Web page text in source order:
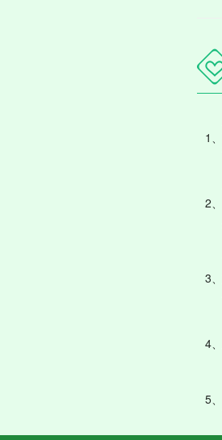
1、
2、
3、
4、
5、